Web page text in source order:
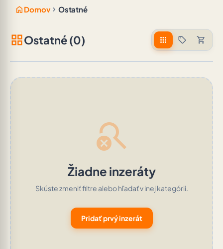
home Domov chevron_right Ostatné
grid_viewOstatné (0) apps sell shopping_cart
search_off
Žiadne inzeráty
Skúste zmeniť filtre alebo hľadať v inej kategórii.
Pridať prvý inzerát